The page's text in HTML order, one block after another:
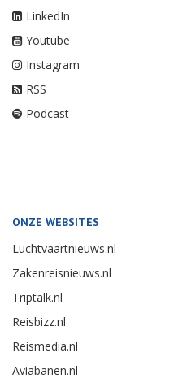
LinkedIn
Youtube
Instagram
RSS
Podcast
ONZE WEBSITES
Luchtvaartnieuws.nl
Zakenreisnieuws.nl
Triptalk.nl
Reisbizz.nl
Reismedia.nl
Aviabanen.nl